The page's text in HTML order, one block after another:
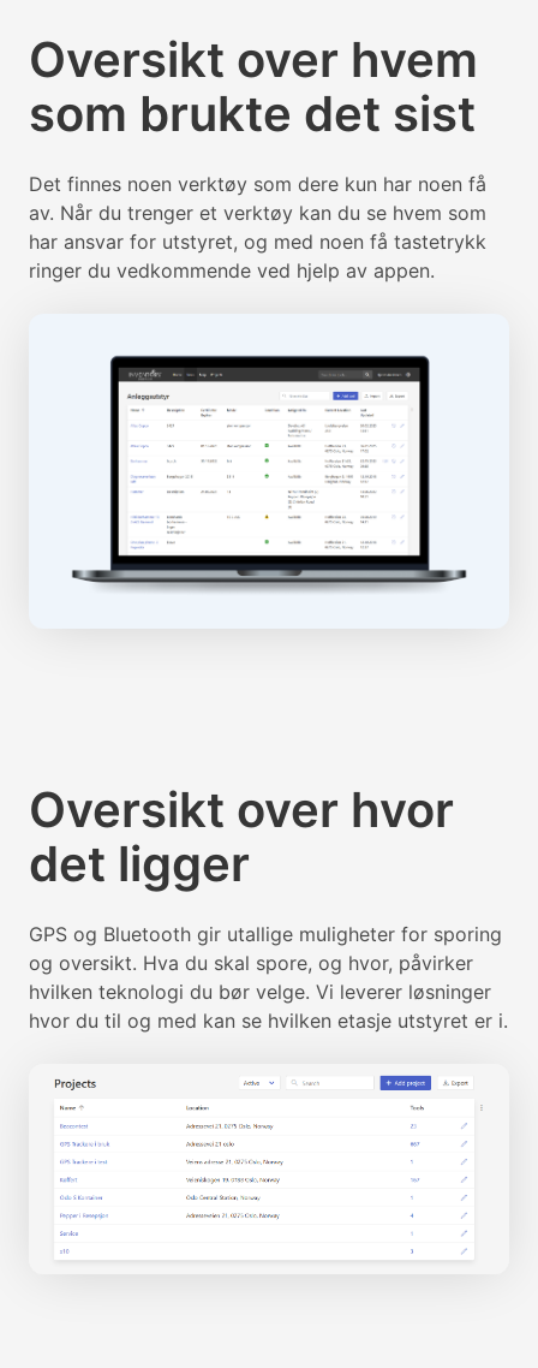
Oversikt over hvem
som brukte det sist
Det finnes noen verktøy som dere kun har noen få
av. Når du trenger et verktøy kan du se hvem som
har ansvar for utstyret, og med noen få tastetrykk
ringer du vedkommende ved hjelp av appen.
Oversikt over hvor
det ligger
GPS og Bluetooth gir utallige muligheter for sporing
og oversikt. Hva du skal spore, og hvor, påvirker
hvilken teknologi du bør velge. Vi leverer løsninger
hvor du til og med kan se hvilken etasje utstyret er i.